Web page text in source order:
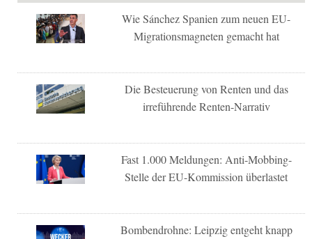
Wie Sánchez Spanien zum neuen EU-
Migrationsmagneten gemacht hat
Die Besteuerung von Renten und das
irreführende Renten-Narrativ
Fast 1.000 Meldungen: Anti-Mobbing-
Stelle der EU-Kommission überlastet
Bombendrohne: Leipzig entgeht knapp